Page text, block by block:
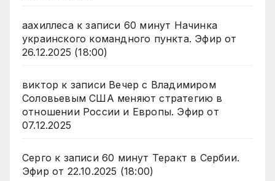
аахиллесак записи 60 минут Начинка
украинского командного пункта. Эфир от
26.12.2025 (18:00)
виктор к записи Вечер с Владимиром
Соловьевым США меняют стратегию в
отношении России и Европы. Эфир от
07.12.2025
Серго к записи 60 минут Теракт в Сербии.
Эфир от 22.10.2025 (18:00)